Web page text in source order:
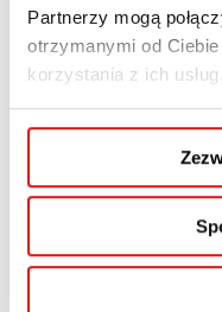
Partnerzy mogą
otrzymanymi od
korzystania z ich usług.
dezynfekcyjnej. W
pojawiła się
wielofunkcyjnej
dobrej akustyce i
studencki jest w